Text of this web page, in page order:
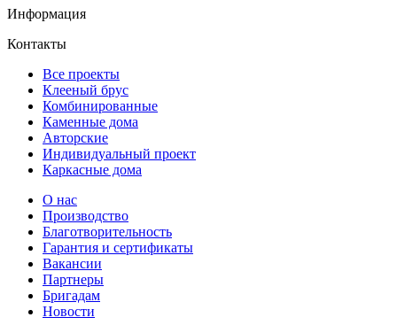
Информация
Контакты
Все проекты
Клееный брус
Комбинированные
Каменные дома
Авторские
Индивидуальный проект
Каркасные дома
О нас
Производство
Благотворительность
Гарантия и сертификаты
Вакансии
Партнеры
Бригадам
Новости